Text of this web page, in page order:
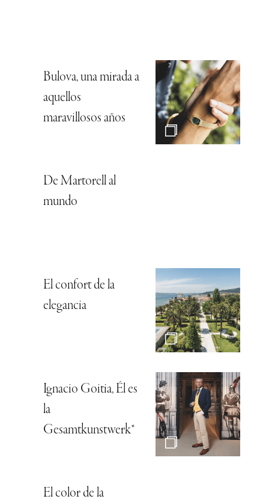
Bulova, una mirada a
aquellos
maravillosos años
De Martorell al
mundo
El confort de la
elegancia
Ignacio Goitia, Él es
la
Gesamtkunstwerk*
El color de la